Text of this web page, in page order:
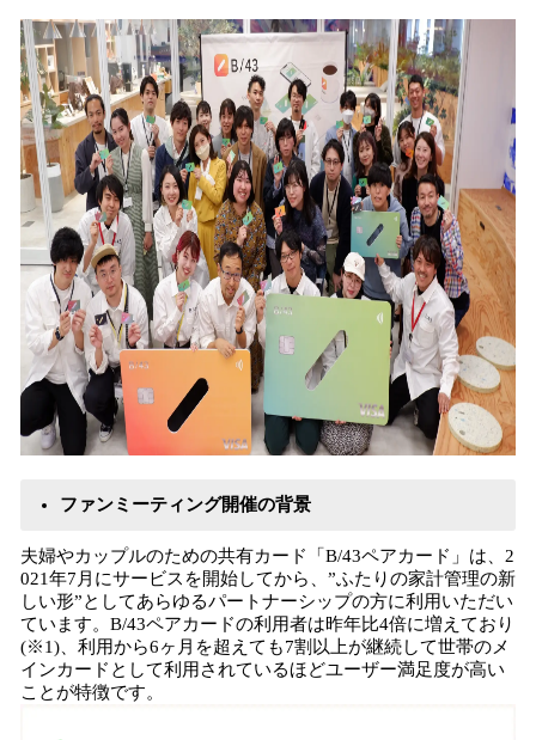
で
す
ファンミーティング開催の背景
夫婦やカップルのための共有カード「B/43ペアカード」は、2
021年7月にサービスを開始してから、”ふたりの家計管理の新
しい形”としてあらゆるパートナーシップの方に利用いただい
ています。B/43ペアカードの利用者は昨年比4倍に増えており
(※1)、利用から6ヶ月を超えても7割以上が継続して世帯のメ
インカードとして利用されているほどユーザー満足度が高い
ことが特徴です。